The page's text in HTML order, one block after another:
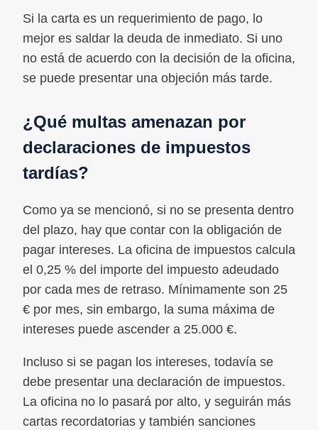
Si la carta es un requerimiento de pago, lo
mejor es saldar la deuda de inmediato. Si uno
no está de acuerdo con la decisión de la oficina,
se puede presentar una objeción más tarde.
¿Qué multas amenazan por
declaraciones de impuestos
tardías?
Como ya se mencionó, si no se presenta dentro
del plazo, hay que contar con la obligación de
pagar intereses. La oficina de impuestos calcula
el 0,25 % del importe del impuesto adeudado
por cada mes de retraso. Mínimamente son 25
€ por mes, sin embargo, la suma máxima de
intereses puede ascender a 25.000 €.
Incluso si se pagan los intereses, todavía se
debe presentar una declaración de impuestos.
La oficina no lo pasará por alto, y seguirán más
cartas recordatorias y también sanciones